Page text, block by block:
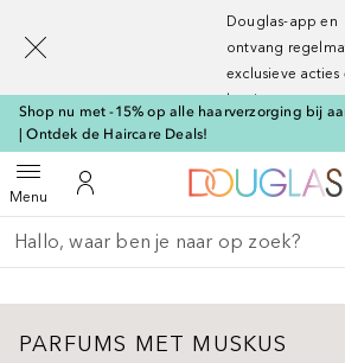
Douglas-app en
ontvang
exclusieve acties
kortingen
Shop nu met -15% op alle haarverzorging bij
| Ontdek de Haircare Deals!
MenuOpen menuNaar Mijn Account
Ga terug
Zoekopdracht uitvoeren
PARFUMS MET MUSKUS
[navigation.slideout.screenreader]